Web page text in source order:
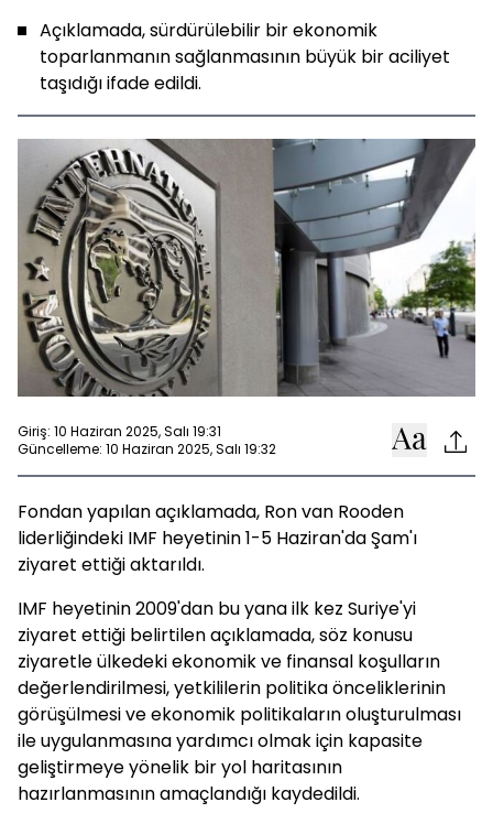
Açıklamada, sürdürülebilir bir ekonomik
toparlanmanın sağlanmasının büyük bir aciliyet
taşıdığı ifade edildi.
Giriş: 10 Haziran 2025, Salı 19:31
Güncelleme: 10 Haziran 2025, Salı 19:32
Fondan yapılan açıklamada, Ron van Rooden
liderliğindeki IMF heyetinin 1-5 Haziran'da Şam'ı
ziyaret ettiği aktarıldı.
IMF heyetinin 2009'dan bu yana ilk kez Suriye'yi
ziyaret ettiği belirtilen açıklamada, söz konusu
ziyaretle ülkedeki ekonomik ve finansal koşulların
değerlendirilmesi, yetkililerin politika önceliklerinin
görüşülmesi ve ekonomik politikaların oluşturulması
ile uygulanmasına yardımcı olmak için kapasite
geliştirmeye yönelik bir yol haritasının
hazırlanmasının amaçlandığı kaydedildi.